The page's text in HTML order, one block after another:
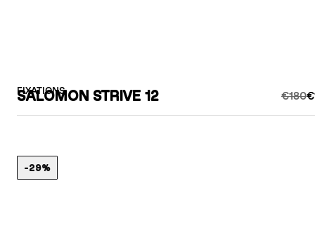
FIXATIONS
SALOMON STRIVE 12 €180
-29%